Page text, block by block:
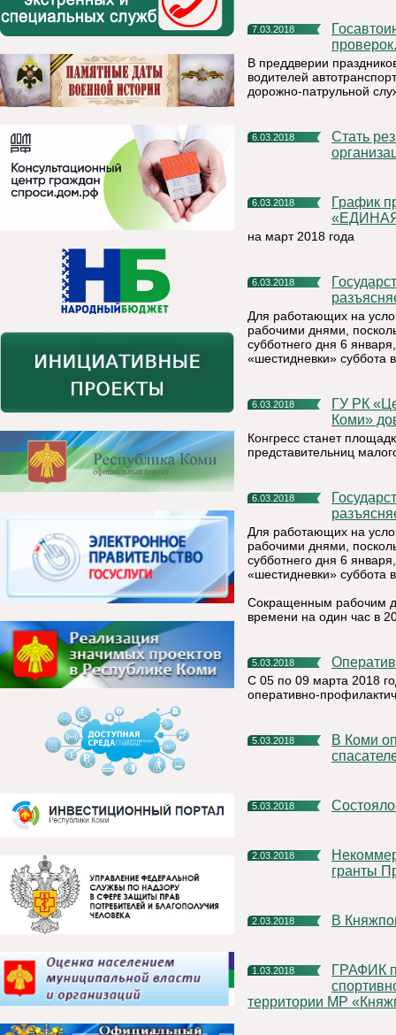
7.03.2018
Госавтоинспекторы проверят водителей во время массовых
проверок.
В преддверии
водителей
дорожно-патрульной
6.03.2018
Стать резидентами ТОСЭР Емва планируют еще несколько
6.03.2018
График приема граждан депутатской группой Партии
«ЕДИНАЯ
на март 2018 года
6.03.2018
Государственная инспекция труда в республике Коми
Для работающих на
рабочими днями,
субботнего дня 6
«шестидневки» суббота
6.03.2018
ГУ РК «Центр поддержки развития экономики Республики
Коми»
Конгресс станет
представительниц
6.03.2018
Государственная инспекция труда в республике Коми
Для работающих на
рабочими днями,
субботнего дня 6
«шестидневки» суббота
Сокращенным рабочим
времени на один час в
5.03.2018
С 05 по 09 марта 2018
оперативно-
5.03.2018
В Коми определили сильнейших лыжников среди пожарных и
5.03.2018
2.03.2018
Некоммерческие организации Коми могут претендовать на
гранты
2.03.2018 В
1.03.2018
ГРАФИК приема нормативов Всероссийского физкультурно-
территории МР